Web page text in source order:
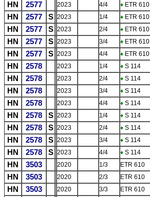
HN 2577 2023 4/4 ♦ ETR 610
HN 2577 S 2023 1/4 ♦ ETR 610
HN 2577 S 2023 2/4 ♦ ETR 610
HN 2577 S 2023 3/4 ♦ ETR 610
HN 2577 S 2023 4/4 ♦ ETR 610
HN 2578 2023 1/4 ♦ S 114
HN 2578 2023 2/4 ♦ S 114
HN 2578 2023 3/4 ♦ S 114
HN 2578 2023 4/4 ♦ S 114
HN 2578 S 2023 1/4 ♦ S 114
HN 2578 S 2023 2/4 ♦ S 114
HN 2578 S 2023 3/4 ♦ S 114
HN 2578 S 2023 4/4 ♦ S 114
HN 3503 2020 1/3 ETR 610
HN 3503 2020 2/3 ETR 610
HN 3503 2020 3/3 ETR 610